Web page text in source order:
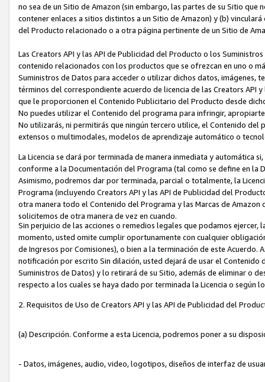
no sea de un Sitio de Amazon (sin embargo, las partes de su Sitio
contener enlaces a sitios distintos a un Sitio de Amazon) y (b)
del Producto relacionado o a otra página pertinente de un Sitio de
Las Creators API y las API de Publicidad del Producto o los
contenido relacionados con los productos que se ofrezcan en uno o
Suministros de Datos para acceder o utilizar dichos datos,
términos del correspondiente acuerdo de licencia de las Creators API
que le proporcionen el Contenido Publicitario del Producto desde
No puedes utilizar el Contenido del programa para infringir,
No utilizarás, ni permitirás que ningún tercero utilice, el Contenido
extensos o multimodales, modelos de aprendizaje automático o
La Licencia se dará por terminada de manera inmediata y automática
conforme a la Documentación del Programa (tal como se define en la
Asimismo, podremos dar por terminada, parcial o totalmente, la
Programa (incluyendo Creators API y las API de Publicidad del
otra manera todo el Contenido del Programa y las Marcas de
solicitemos de otra manera de vez en cuando.
Sin perjuicio de las acciones o remedios legales que podamos
momento, usted omite cumplir oportunamente con cualquier
de Ingresos por Comisiones), o bien a la terminación de este
notificación por escrito Sin dilación, usted dejará de usar el
Suministros de Datos) y lo retirará de su Sitio, además de eliminar o
respecto a los cuales se haya dado por terminada la Licencia o según
2. Requisitos de Uso de Creators API y las API de Publicidad del
(a) Descripción. Conforme a esta Licencia, podremos poner a su
- Datos, imágenes, audio, video, logotipos, diseños de interfaz de